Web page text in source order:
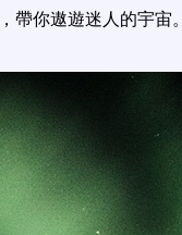
帶你遨遊迷人的宇宙。